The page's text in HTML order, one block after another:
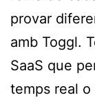
provar
amb Toggl.
SaaS que
temps real